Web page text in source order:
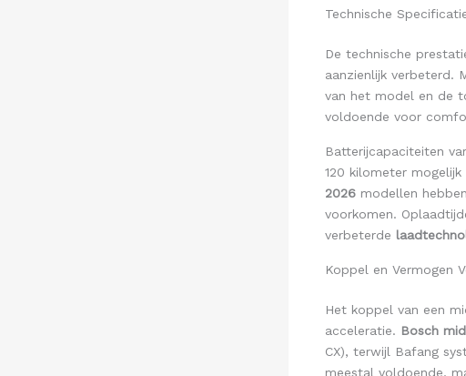
Technische
De technische
aanzienlijk verbeterd.
van het model en de
voldoende voor
Batterijcapaciteiten
120 kilometer
2026 modellen
voorkomen.
verbeterde
Koppel en Vermogen
Het koppel van een
acceleratie. Bosch
CX), terwijl Bafang
meestal voldoende,